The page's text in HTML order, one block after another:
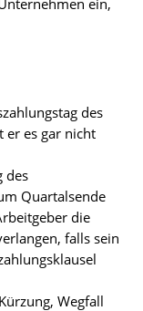
des
er es gar nicht
des
Quartalsende
die
falls sein
Wegfall